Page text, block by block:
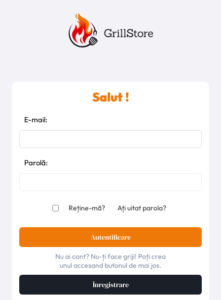
Salut !
E-mail:
Parolă:
Reține-mă? Ați uitat parola?
Autentificare
Nu ai cont? Nu-ți face griji! Poți crea
unul accesand butonul de mai jos.
Înregistrare